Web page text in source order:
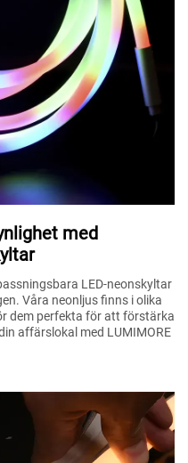
med
LED-neonskyltar
Våra neonljus finns i olika
dem perfekta för att förstärka
affärslokal med LUMIMORE